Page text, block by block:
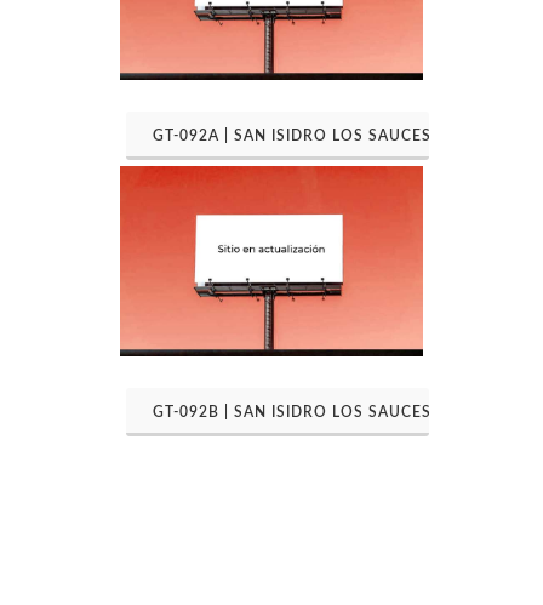
GT-092A | SAN ISIDRO LOS SAUCES
GT-092B | SAN ISIDRO LOS SAUCES